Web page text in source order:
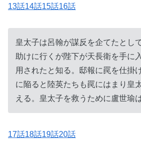
13話14話15話16話
皇太子は呂翰が謀反を企てたとし
助けに行くが陛下が天長衛を手に
用されたと知る。邸報に罠を仕掛
に陥ると陸英たちも罠にはまり皇
える。皇太子を救うために盧世瑜
17話18話19話20話